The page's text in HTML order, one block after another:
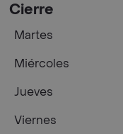
Cierre
Martes
Miércoles
Jueves
Viernes